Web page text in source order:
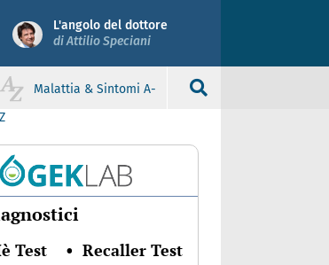
L'angolo del dottore
di Attilio Speciani
Malattia & Sintomi A-
Z
Test • Recaller Test